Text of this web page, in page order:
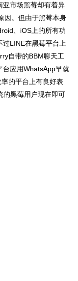
亚市场黑莓却有着异
因。但由于黑莓本身
、iOS上的所有功
LINE在黑莓平台上
自带的BBM聊天工
台应用WhatsApp早就
的平台上有良好表
的黑莓用户现在即可